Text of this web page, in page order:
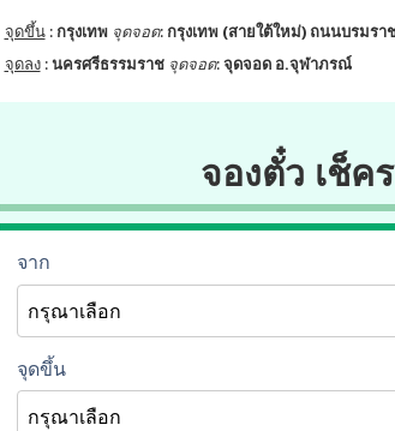
จุดขึ้น: กรุงเทพ จุดจอด: กรุงเทพ (สายใต้ใหม่) ถนนบรมรา
จุดลง: นครศรีธรรมราช จุดจอด: จุดจอด อ.จุฬาภรณ์
จองตั๋ว เช็ค